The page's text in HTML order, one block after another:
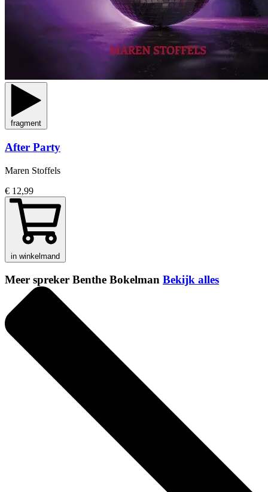
fragment
After Party
Maren Stoffels
€ 12,99
in winkelmand
Meer spreker Benthe Bokelman Bekijk alles